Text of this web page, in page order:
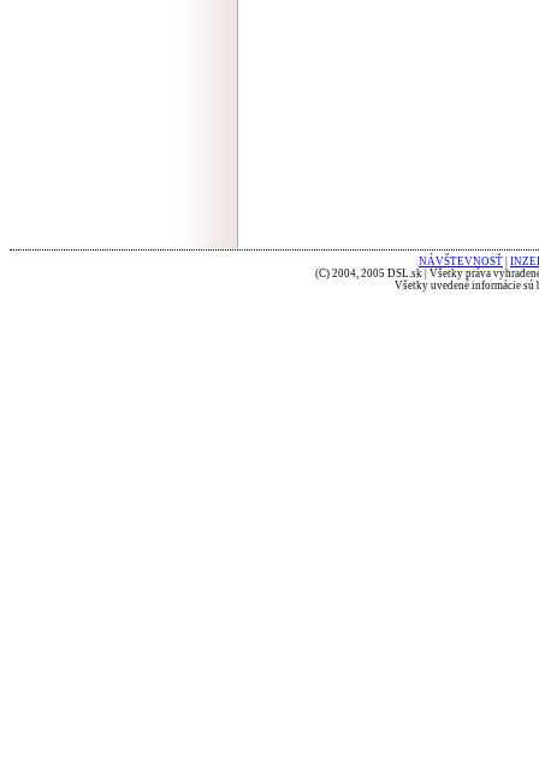
NÁVŠTEVNOSŤ
(C) 2004, 2005 DSL.sk | Všetky práva
Všetky uvedené informácie sú